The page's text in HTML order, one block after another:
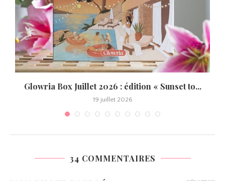
Glowria Box Juillet 2026 : édition « Sunset to...
19 juillet 2026
34 COMMENTAIRES